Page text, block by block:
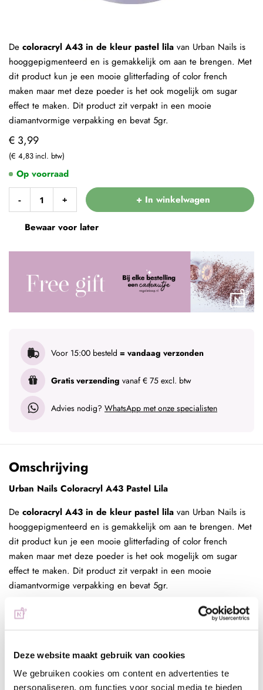
Deze website maakt gebruik van cookies
We gebruiken cookies om content en advertenties te
personaliseren, om functies voor social media te bieden
€ 3,99
€ 4,83
- + + In winkelwagen
Bewaar voor later
Voor 15:00 besteld = vandaag verzonden
Gratis verzending vanaf € 75 excl. btw
Advies nodig? WhatsApp met onze specialisten
Op voorraad
De coloracryl A43 in de kleur pastel lila van Urban Nails is
hooggepigmenteerd en is gemakkelijk om aan te brengen. Met
dit product kun je een mooie glitterfading of color french
maken maar met deze poeder is het ook mogelijk om sugar
effect te maken. Dit product zit verpakt in een mooie
diamantvormige verpakking en bevat 5gr.
Omschrijving
Urban Nails Coloracryl A43 Pastel Lila
De coloracryl A43 in de kleur pastel lila van Urban Nails is
hooggepigmenteerd en is gemakkelijk om aan te brengen. Met
dit product kun je een mooie glitterfading of color french
maken maar met deze poeder is het ook mogelijk om sugar
effect te maken. Dit product zit verpakt in een mooie
diamantvormige verpakking en bevat 5gr.
Werkwijze sjabloon:
- Bereid de natuurlijke nagels voor door de nagelriemen naar
verwijderen
- Dehydrateer de natuurlijke nagel door schoon te maken met
de magic prep